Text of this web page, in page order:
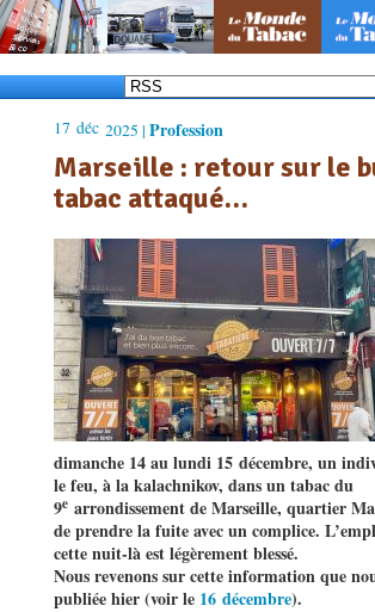
17 déc 2025 | Profession
Marseille : retour sur le
tabac attaqué…
dimanche 14 au lundi 15 décembre, un
le feu, à la kalachnikov, dans un tabac du
9e arrondissement de Marseille, quartier
de prendre la fuite avec un complice.
cette nuit-là est légèrement blessé.
Nous revenons sur cette information que
publiée hier (voir le 16 décembre).